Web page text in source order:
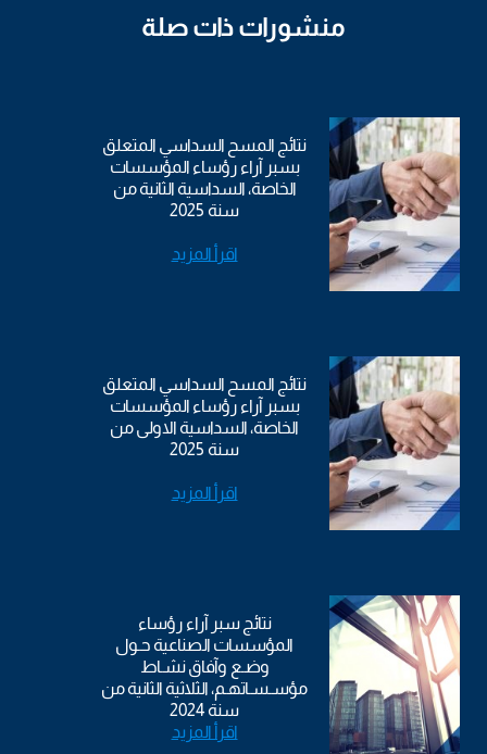
منشورات ذات صلة
نتائج المسح السداسي المتعلق
بسبر آراء رؤساء المؤسسات
الخاصة، السداسية الثانية من
سنة 2025
اقرأ المزيد
نتائج المسح السداسي المتعلق
بسبر آراء رؤساء المؤسسات
الخاصة، السداسية الاولى من
سنة 2025
اقرأ المزيد
نتائج سبر آراء رؤساء
المؤسسات الصناعية حـول
وضـع وآفاق نشـاط
مؤسـسـاتهـم، الثلاثية الثانية من
سنة 2024
اقرأ المزيد